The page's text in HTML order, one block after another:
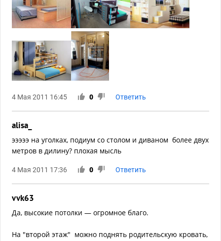
4 Мая 2011 16:45 0 Ответить
alisa_
эээээ на уголках, подиум со столом и диваном более двух
метров в дилину? плохая мысль
4 Мая 2011 17:36 0 Ответить
vvk63
Да, высокие потолки — огромное благо.
На "второй этаж" можно поднять родительскую кровать,